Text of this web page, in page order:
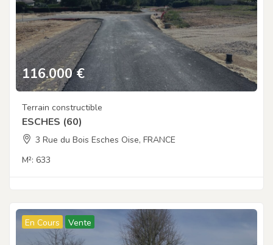
116.000 €
Terrain constructible
ESCHES (60)
3 Rue du Bois Esches Oise, FRANCE
M²: 633
En Cours Vente